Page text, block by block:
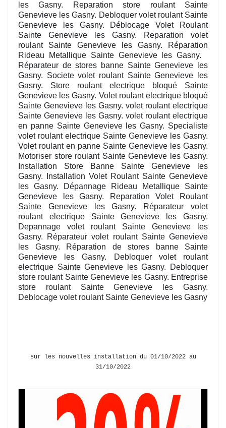
les Gasny. Reparation store roulant Sainte
Genevieve les Gasny. Debloquer volet roulant Sainte
Genevieve les Gasny. Déblocage Volet Roulant
Sainte Genevieve les Gasny. Reparation volet
roulant Sainte Genevieve les Gasny. Réparation
Rideau Metallique Sainte Genevieve les Gasny.
Réparateur de stores banne Sainte Genevieve les
Gasny. Societe volet roulant Sainte Genevieve les
Gasny. Store roulant electrique bloqué Sainte
Genevieve les Gasny. Volet roulant electrique bloqué
Sainte Genevieve les Gasny. volet roulant electrique
Sainte Genevieve les Gasny. volet roulant electrique
en panne Sainte Genevieve les Gasny. Specialiste
volet roulant electrique Sainte Genevieve les Gasny.
Volet roulant en panne Sainte Genevieve les Gasny.
Motoriser store roulant Sainte Genevieve les Gasny.
Installation Store Banne Sainte Genevieve les
Gasny. Installation Volet Roulant Sainte Genevieve
les Gasny. Dépannage Rideau Metallique Sainte
Genevieve les Gasny. Reparation Volet Roulant
Sainte Genevieve les Gasny. Réparateur volet
roulant electrique Sainte Genevieve les Gasny.
Depannage volet roulant Sainte Genevieve les
Gasny. Réparateur volet roulant Sainte Genevieve
les Gasny. Réparation de stores banne Sainte
Genevieve les Gasny. Debloquer volet roulant
electrique Sainte Genevieve les Gasny. Debloquer
store roulant Sainte Genevieve les Gasny. Entreprise
store roulant Sainte Genevieve les Gasny.
Deblocage volet roulant Sainte Genevieve les Gasny
sur les nouvelles installation du 01/10/2022 au
31/10/2022